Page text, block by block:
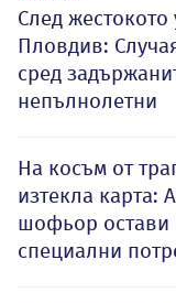
След жестокото
Пловдив:
сред
непълнолетни
На косъм от
изтекла карта:
шофьор остави
специални